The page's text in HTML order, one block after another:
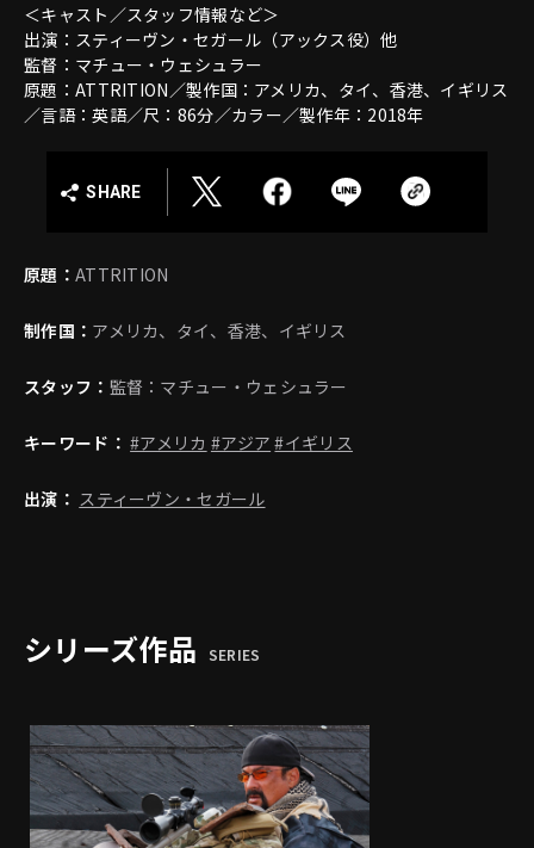
＜キャスト／スタッフ情報など＞
出演：スティーヴン・セガール（アックス役）他
監督：マチュー・ウェシュラー
原題：ATTRITION／製作国：アメリカ、タイ、香港、イギリス
／言語：英語／尺：86分／カラー／製作年：2018年
SHARE
原題： ATTRITION
制作国： アメリカ、タイ、香港、イギリス
スタッフ： 監督：マチュー・ウェシュラー
キーワード： #アメリカ #アジア #イギリス
出演： スティーヴン・セガール
シリーズ作品 SERIES